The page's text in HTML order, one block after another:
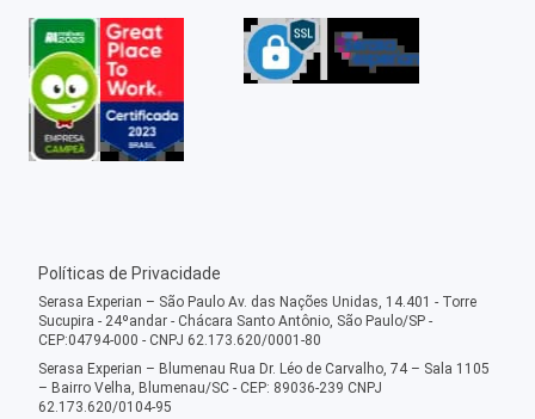
Políticas de Privacidade
Serasa Experian – São Paulo Av. das Nações Unidas, 14.401 - Torre
Sucupira - 24ºandar - Chácara Santo Antônio, São Paulo/SP -
CEP:04794-000 - CNPJ 62.173.620/0001-80
Serasa Experian – Blumenau Rua Dr. Léo de Carvalho, 74 – Sala 1105
– Bairro Velha, Blumenau/SC - CEP: 89036-239 CNPJ
62.173.620/0104-95